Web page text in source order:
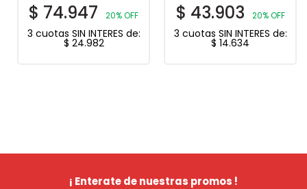
$ 74.947 20% OFF
3 cuotas SIN INTERES de:
$ 24.982
$ 43.903 20% OFF
3 cuotas SIN INTERES de:
$ 14.634
¡ Enterate de nuestras promos !